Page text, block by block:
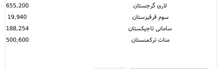
لاری گرجستان
655,200
سوم قرقیزستان
19,940
سامانی تاجیکستان
188,254
منات ترکمنستان
500,600